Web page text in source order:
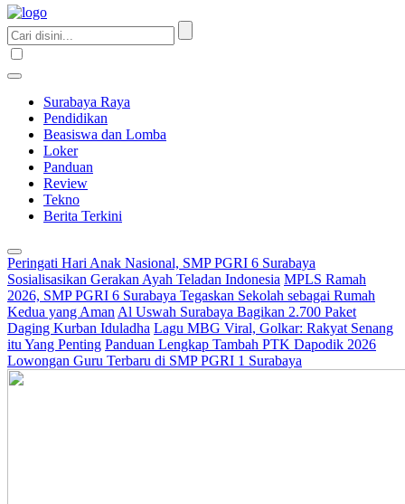
Surabaya Raya
Pendidikan
Beasiswa dan Lomba
Loker
Panduan
Review
Tekno
Berita Terkini
Peringati Hari Anak Nasional, SMP PGRI 6 Surabaya
Sosialisasikan Gerakan Ayah Teladan Indonesia MPLS Ramah
2026, SMP PGRI 6 Surabaya Tegaskan Sekolah sebagai Rumah
Kedua yang Aman Al Uswah Surabaya Bagikan 2.700 Paket
Daging Kurban Iduladha Lagu MBG Viral, Golkar: Rakyat Senang
itu Yang Penting Panduan Lengkap Tambah PTK Dapodik 2026
Lowongan Guru Terbaru di SMP PGRI 1 Surabaya